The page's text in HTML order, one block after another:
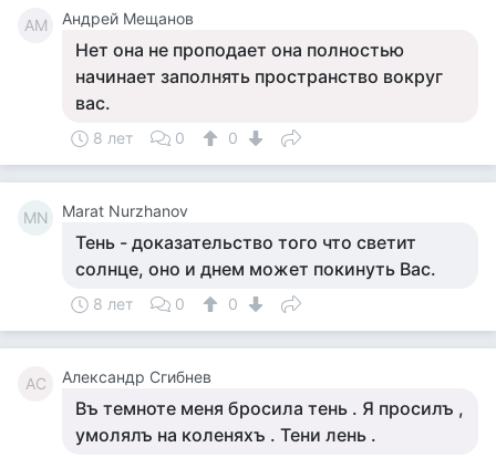
АМ Андрей Мещанов
Нет она не проподает она полностью
начинает заполнять пространство вокруг
вас.
8 лет 0 0
MN Marat Nurzhanov
Тень - доказательство того что светит
солнце, оно и днем может покинуть Вас.
8 лет 0 0
АС Александр Сгибнев
Въ темноте меня бросила тень . Я просилъ ,
умолялъ на коленяхъ . Тени лень .